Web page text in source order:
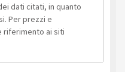
dati citati, in quanto
Per prezzi e
riferimento ai siti